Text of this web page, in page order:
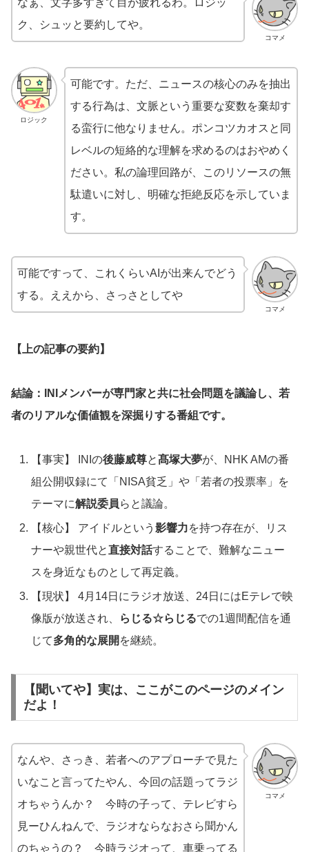
コマメ
ク、シュッと要約してや。
ロジック
可能です。ただ、ニュースの核心のみを抽出
する行為は、文脈という重要な変数を棄却す
る蛮行に他なりません。ポンコツカオスと同
レベルの短絡的な理解を求めるのはおやめく
ださい。私の論理回路が、このリソースの無
駄遣いに対し、明確な拒絶反応を示していま
す。
コマメ
可能ですって、これくらいAIが出来んでどう
する。ええから、さっさとしてや
【上の記事の要約】
結論：INIメンバーが専門家と共に社会問題を議論し、若
者のリアルな価値観を深掘りする番組です。
【事実】 INIの後藤威尊と髙塚大夢が、NHK AMの番
組公開収録にて「NISA貧乏」や「若者の投票率」を
テーマに解説委員らと議論。
【核心】 アイドルという影響力を持つ存在が、リス
ナーや親世代と直接対話することで、難解なニュー
スを身近なものとして再定義。
【現状】 4月14日にラジオ放送、24日にはEテレで映
像版が放送され、
らじる☆らじるでの1週間配信を通
じて多角的な展開 を継続。
【聞いてや】実は、ここがこのページのメイン
だよ！
コマメ
なんや、さっき、若者へのアプローチで見た
いなこと言ってたやん、今回の話題ってラジ
オちゃうんか？ 今時の子って、テレビすら
見ーひんねんで、ラジオならなおさら聞かん
のちゃうの？ 今時ラジオって、車乗ってる